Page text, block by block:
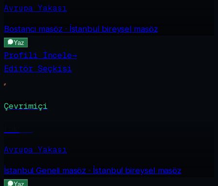
Avrupa Yakası
Bostancı masöz · İstanbul bireysel masöz
Yaz
Profili İncele→
Editör Seçkisi
Çevrimiçi
Avrupa Yakası
İstanbul Genelimasöz · İstanbul bireysel masöz
Yaz